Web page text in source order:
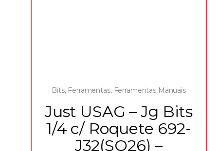
Bits, Ferramentas, Ferramentas Manuais
Just USAG – Jg Bits
1/4 c/ Roquete 692-
J32(SO26) –